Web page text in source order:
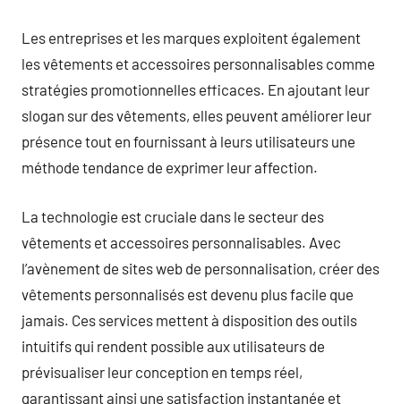
Les entreprises et les marques exploitent également
les vêtements et accessoires personnalisables comme
stratégies promotionnelles efficaces. En ajoutant leur
slogan sur des vêtements, elles peuvent améliorer leur
présence tout en fournissant à leurs utilisateurs une
méthode tendance de exprimer leur affection.
La technologie est cruciale dans le secteur des
vêtements et accessoires personnalisables. Avec
l’avènement de sites web de personnalisation, créer des
vêtements personnalisés est devenu plus facile que
jamais. Ces services mettent à disposition des outils
intuitifs qui rendent possible aux utilisateurs de
prévisualiser leur conception en temps réel,
garantissant ainsi une satisfaction instantanée et